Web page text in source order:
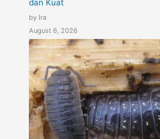
dan Kuat
by Ira
August 6, 2026